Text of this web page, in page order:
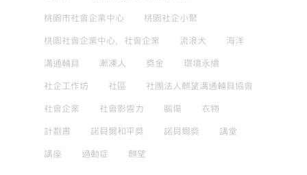
桃園市社會企業中心 桃園社企小聚
桃園社會企業中心，社會企業 流浪犬 海洋
溝通輔具 漸凍人 獎金 環境永續
社企工作坊 社區 社團法人麒望溝通輔具協會
社會企業 社會影響力 腦傷 衣物
計劃書 諾貝爾和平獎 諾貝爾獎 講堂
講座 過動症 麒望